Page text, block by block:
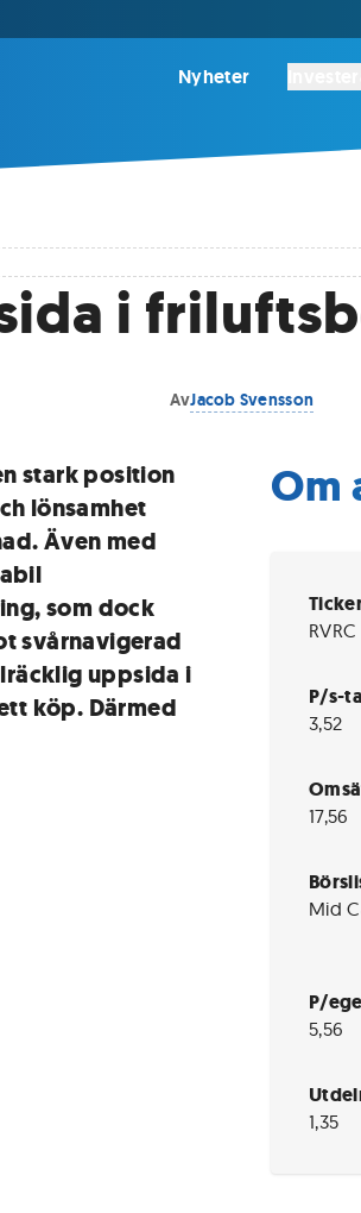
Nyheter
i
AvJacob Svensson
stark position
lönsamhet
Även med
som dock
svårnavigerad
uppsida i
köp. Därmed
Om
RVRC
P/s-
3,52
17,56
Mid
P/
5,56
1,35